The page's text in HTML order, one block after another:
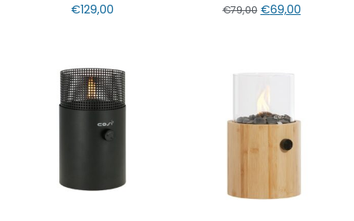
€129,00
€79,00 €69,00